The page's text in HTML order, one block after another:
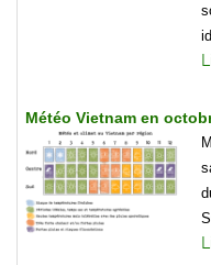
Météo Vietnam en